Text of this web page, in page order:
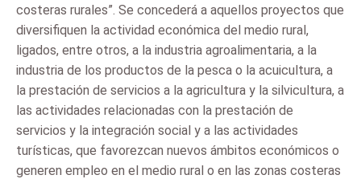
costeras rurales”. Se concederá a aquellos proyectos que
diversifiquen la actividad económica del medio rural,
ligados, entre otros, a la industria agroalimentaria, a la
industria de los productos de la pesca o la acuicultura, a
la prestación de servicios a la agricultura y la silvicultura, a
las actividades relacionadas con la prestación de
servicios y la integración social y a las actividades
turísticas, que favorezcan nuevos ámbitos económicos o
generen empleo en el medio rural o en las zonas costeras